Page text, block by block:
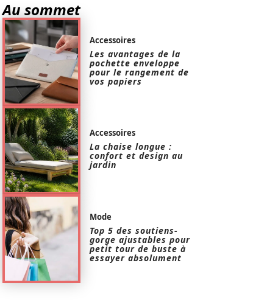
Au sommet
Accessoires
Les avantages de la
pochette enveloppe
pour le rangement de
vos papiers
Accessoires
La chaise longue :
confort et design au
jardin
Mode
Top 5 des soutiens-
gorge ajustables pour
petit tour de buste à
essayer absolument